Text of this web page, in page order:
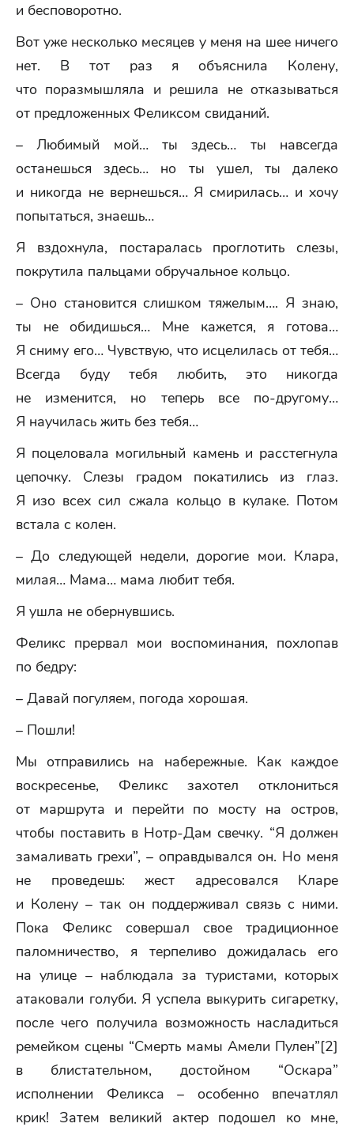
и бесповоротно.
Вот уже несколько месяцев у меня на шее ничего
нет. В тот раз я объяснила Колену,
что поразмышляла и решила не отказываться
от предложенных Феликсом свиданий.
– Любимый мой… ты здесь… ты навсегда
останешься здесь… но ты ушел, ты далеко
и никогда не вернешься… Я смирилась… и хочу
попытаться, знаешь…
Я вздохнула, постаралась проглотить слезы,
покрутила пальцами обручальное кольцо.
– Оно становится слишком тяжелым…. Я знаю,
ты не обидишься… Мне кажется, я готова…
Я сниму его… Чувствую, что исцелилась от тебя…
Всегда буду тебя любить, это никогда
не изменится, но теперь все по-другому…
Я научилась жить без тебя…
Я поцеловала могильный камень и расстегнула
цепочку. Слезы градом покатились из глаз.
Я изо всех сил сжала кольцо в кулаке. Потом
встала с колен.
– До следующей недели, дорогие мои. Клара,
милая… Мама… мама любит тебя.
Я ушла не обернувшись.
Феликс прервал мои воспоминания, похлопав
по бедру:
– Давай погуляем, погода хорошая.
– Пошли!
Мы отправились на набережные. Как каждое
воскресенье, Феликс захотел отклониться
от маршрута и перейти по мосту на остров,
чтобы поставить в Нотр-Дам свечку. “Я должен
замаливать грехи”, – оправдывался он. Но меня
не проведешь: жест адресовался Кларе
и Колену – так он поддерживал связь с ними.
Пока Феликс совершал свое традиционное
паломничество, я терпеливо дожидалась его
на улице – наблюдала за туристами, которых
атаковали голуби. Я успела выкурить сигаретку,
после чего получила возможность насладиться
ремейком сцены “Смерть мамы Амели Пулен”[2]
в блистательном, достойном “Оскара”
исполнении Феликса – особенно впечатлял
крик! Затем великий актер подошел ко мне,